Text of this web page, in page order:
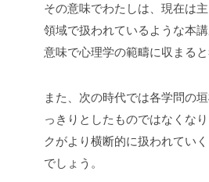
その意味でわたしは、現在は
領域で扱われているような本
意味で心理学の範疇に収まると
また、次の時代では各学問の
っきりとしたものではなくな
クがより横断的に扱われてい
でしょう。